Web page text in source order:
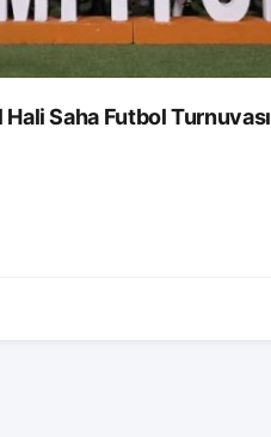
Hali Saha Futbol Turnuvası